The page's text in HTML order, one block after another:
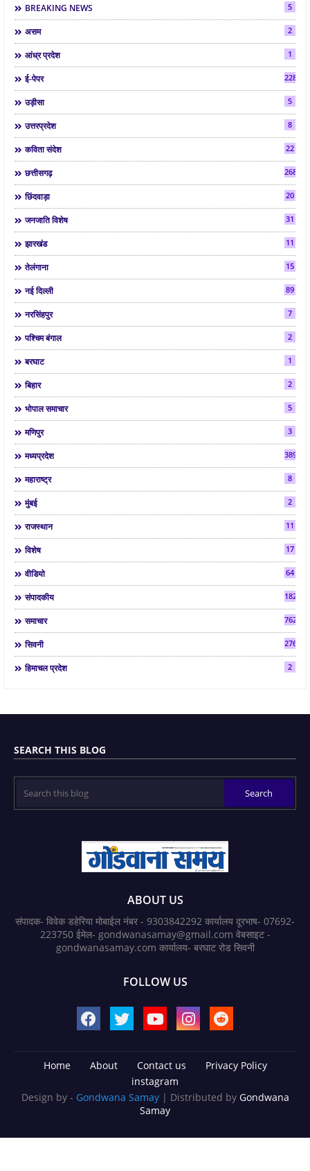
BREAKING NEWS 5
असम 2
आंध्र प्रदेश 1
ई-पेपर 2286
उड़ीसा 5
उत्तरप्रदेश 8
कविता संदेश 22
छत्तीसगढ़ 268
छिंदवाड़ा 20
जनजाति विशेष 31
झारखंड 11
तेलंगाना 15
नई दिल्ली 89
नरसिंहपुर 7
पश्चिम बंगाल 2
बरघाट 1
बिहार 2
भोपाल समाचार 5
मणिपुर 3
मध्यप्रदेश 3892
महाराष्ट्र 8
मुंबई 2
राजस्थान 11
विशेष 17
वीडियो 64
संपादकीय 182
समाचार 7624
सिवनी 2763
हिमाचल प्रदेश 2
SEARCH THIS BLOG
ABOUT US
संपादक- विवेक डहेरिया मोबाईल नंबर - 9303842292 कार्यालय दूरभाष- 07692-
223750 ईमेल- gondwanasamay@gmail.com वेबसाइट -
gondwanasamay.com कार्यालय- बरघाट रोड सिवनी
FOLLOW US
Home About Contact us
Privacy Policy
instagram
Design by - Gondwana Samay | Distributed by Gondwana
Samay